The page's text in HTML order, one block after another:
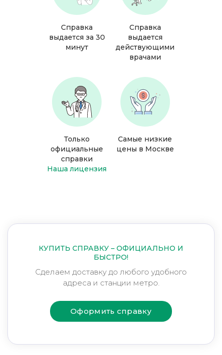
Справка
выдается за 30
минут
Справка
выдается
действующими
врачами
Только
официальные
справки
Наша лицензия
Самые низкие
цены в Москве
КУПИТЬ СПРАВКУ – ОФИЦИАЛЬНО И
БЫСТРО!
Сделаем доставку до любого удобного
адреса и станции метро.
Оформить справку